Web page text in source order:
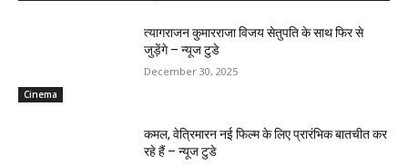
Cinema
त्यागराजन कुमारराजा विजय सेतुपति के साथ फिर से
जुड़ेंगे – न्यूज टुडे
December 30, 2025
कमल, वेत्रिमारन नई फिल्म के लिए प्रारंभिक बातचीत कर
रहे हैं – न्यूज टुडे